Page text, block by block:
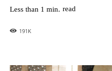
Less than 1 min. read
191 K